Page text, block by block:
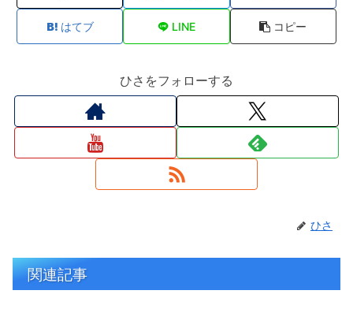
はてブ LINE コピー
ひさをフォローする
ひさ
関連記事